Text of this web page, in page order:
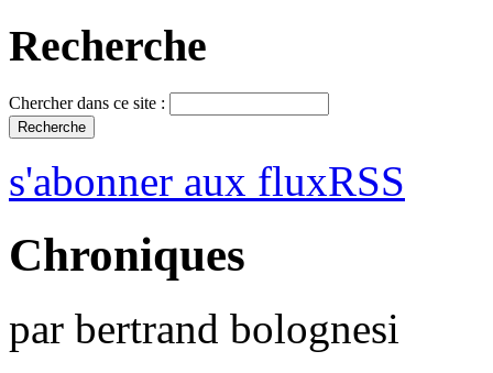
Recherche
Chercher dans ce site :
s'abonner aux fluxRSS
Chroniques
par bertrand bolognesi